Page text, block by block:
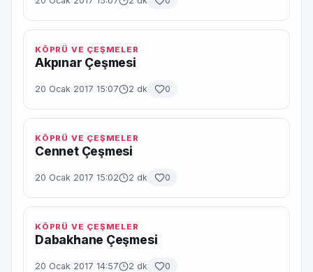
KÖPRÜ VE ÇEŞMELER
Akpınar Çeşmesi
20 Ocak 2017 15:07 2 dk 0
KÖPRÜ VE ÇEŞMELER
Cennet Çeşmesi
20 Ocak 2017 15:02 2 dk 0
KÖPRÜ VE ÇEŞMELER
Dabakhane Çeşmesi
20 Ocak 2017 14:57 2 dk 0